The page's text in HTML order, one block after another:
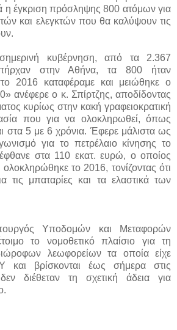
έγκριση πρόσληψης 800 ατόμων για
και ελεγκτών που θα καλύψουν τις
κυβέρνηση, από τα 2.367
στην Αθήνα, τα 800 ήταν
2016 καταφέραμε και μειώθηκε ο
ανέφερε ο κ. Σπίρτζης, αποδίδοντας
κυρίως στην κακή γραφειοκρατική
που για να ολοκληρωθεί, όπως
στα 5 με 6 χρόνια. Έφερε μάλιστα ως
για το πετρέλαιο κίνησης το
στα 110 εκατ. ευρώ, ο οποίος
ολοκληρώθηκε το 2016, τονίζοντας ότι
τις μπαταρίες και τα ελαστικά των
Υποδομών και Μεταφορών
το νομοθετικό πλαίσιο για τη
λεωφορείων τα οποία είχε
και βρίσκονται έως σήμερα στις
διέθεταν τη σχετική άδεια για